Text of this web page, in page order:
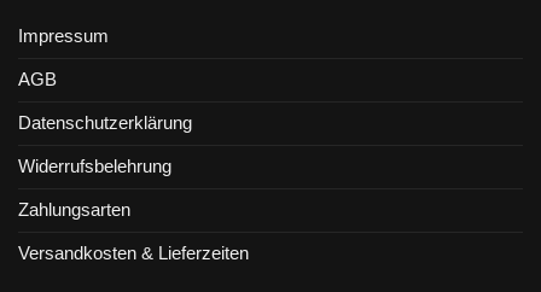
Impressum
AGB
Datenschutzerklärung
Widerrufsbelehrung
Zahlungsarten
Versandkosten & Lieferzeiten